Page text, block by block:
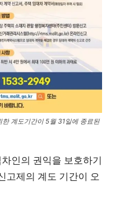
계도기간이 5월 31일에 종료된
인의 권익을 보호하기
고제의 계도 기간이 오